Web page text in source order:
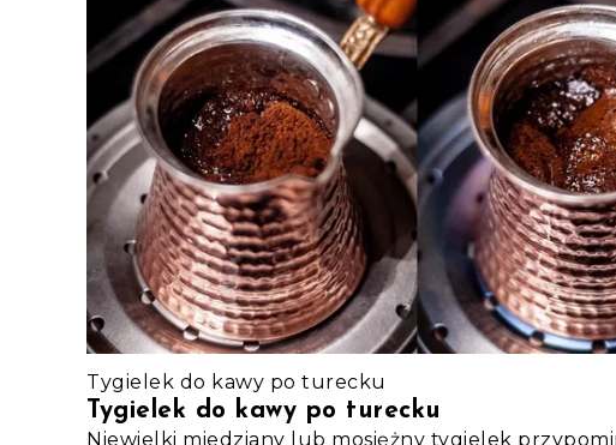
Tygielek do kawy po turecku
Tygielek do kawy po turecku
Niewielki miedziany lub mosiężny tygielek